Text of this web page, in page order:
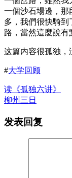
一個沙石場邊，那
多，我們很快騎
路，當然這麼說有
这篇内容很孤独，
#大学回顾
读《孤独六讲》
柳州三日
发表回复